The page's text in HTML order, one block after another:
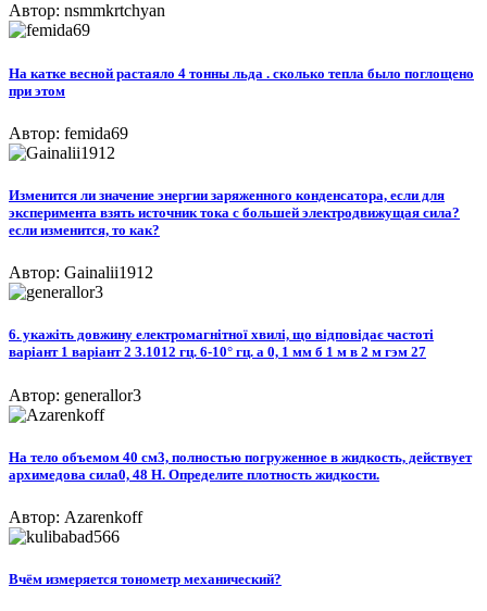
Автор: nsmmkrtchyan
На катке весной растаяло 4 тонны льда . сколько тепла было поглощено
при этом
Автор: femida69
Изменится ли значение энергии заряженного конденсатора, если для
эксперимента взять источник тока с большей электродвижущая сила?
если изменится, то как?
Автор: Gainalii1912
6. укажіть довжину електромагнітної хвилі, що відповідає частоті
варіант 1 варiант 2 3.1012 гц. 6-10° гц. а 0, 1 мм б 1 м в 2 м гэм 27
Автор: generallor3
На тело объемом 40 см3, полностью погруженное в жидкость, действует
архимедова сила0, 48 Н. Определите плотность жидкости.​
Автор: Azarenkoff
Вчём измеряется тонометр механический?